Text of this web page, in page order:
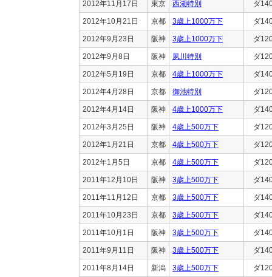
2012年11月17日 東京 西湖特別 ダ
2012年10月21日 京都 3歳上1000万下 ダ
2012年9月23日 阪神 3歳上1000万下 ダ
2012年9月8日 阪神 夙川特別 ダ
2012年5月19日 京都 4歳上1000万下 ダ
2012年4月28日 京都 御池特別 ダ
2012年4月14日 阪神 4歳上1000万下 ダ
2012年3月25日 阪神 4歳上500万下 ダ
2012年1月21日 京都 4歳上500万下 ダ
2012年1月5日 京都 4歳上500万下 ダ
2011年12月10日 阪神 3歳上500万下 ダ
2011年11月12日 京都 3歳上500万下 ダ
2011年10月23日 京都 3歳上500万下 ダ
2011年10月1日 阪神 3歳上500万下 ダ
2011年9月11日 阪神 3歳上500万下 ダ
2011年8月14日 新潟 3歳上500万下 ダ